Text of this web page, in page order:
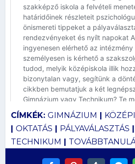
CÍMKÉK: GIMNÁZIUM |
| OKTATÁS | PÁLYAVÁLASZTÁS |
TECHNIKUM |